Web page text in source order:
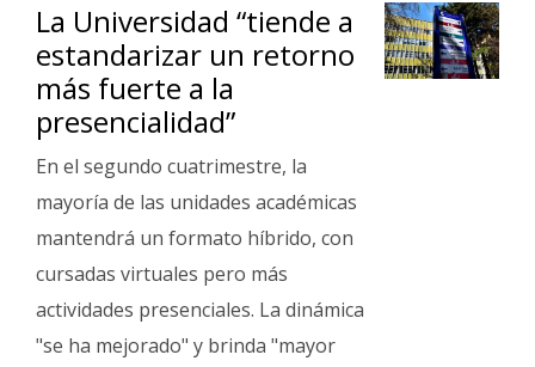
La Universidad “tiende a
estandarizar un retorno
más fuerte a la
presencialidad”
En el segundo cuatrimestre, la
mayoría de las unidades académicas
mantendrá un formato híbrido, con
cursadas virtuales pero más
actividades presenciales. La dinámica
"se ha mejorado" y brinda "mayor